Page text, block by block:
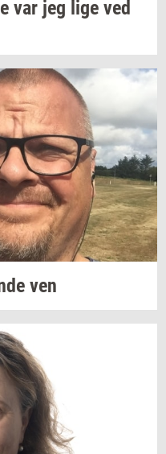
var jeg lige ved
ven